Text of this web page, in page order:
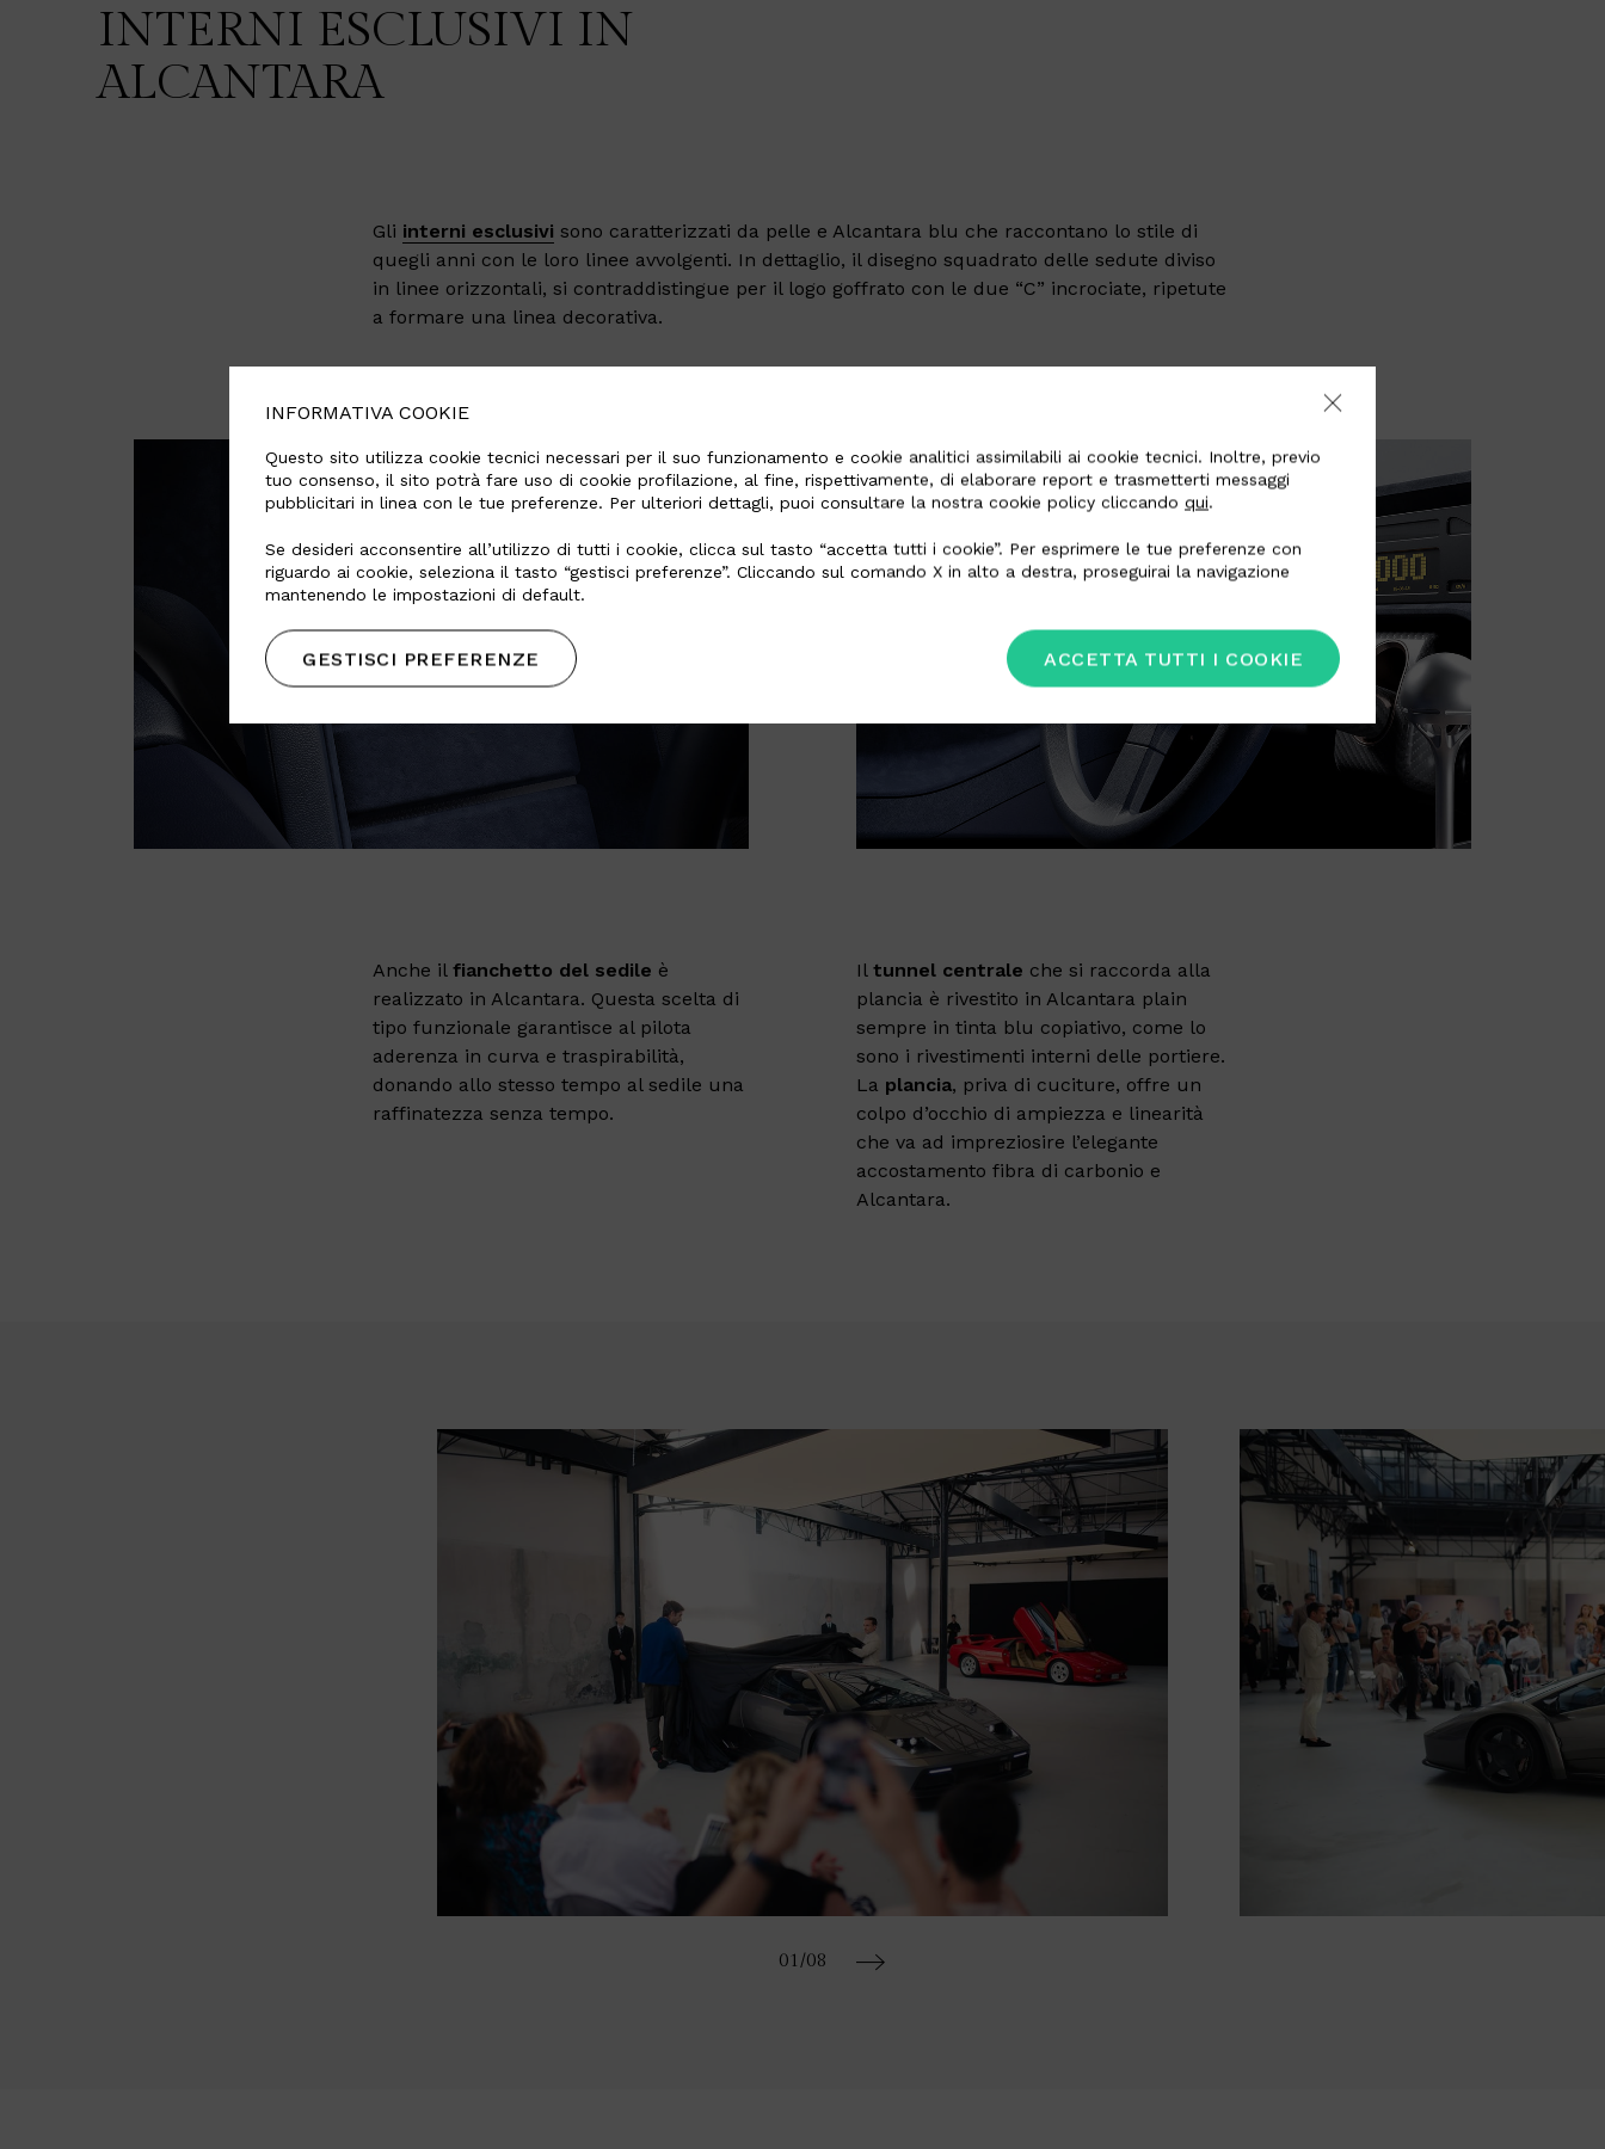
INTERNI ESCLUSIVI IN
ALCANTARA
Gli interni esclusivi sono caratterizzati da pelle e Alcantara blu che raccontano lo stile di
quegli anni con le loro linee avvolgenti. In dettaglio, il disegno squadrato delle sedute diviso
in linee orizzontali, si contraddistingue per il logo goffrato con le due “C” incrociate, ripetute
a formare una linea decorativa.
Anche il fianchetto del sedile è
realizzato in Alcantara. Questa scelta di
tipo funzionale garantisce al pilota
aderenza in curva e traspirabilità,
donando allo stesso tempo al sedile una
raffinatezza senza tempo.
Il tunnel centrale che si raccorda alla
plancia è rivestito in Alcantara plain
sempre in tinta blu copiativo, come lo
sono i rivestimenti interni delle portiere.
La plancia, priva di cuciture, offre un
colpo d’occhio di ampiezza e linearità
che va ad impreziosire l’elegante
accostamento fibra di carbonio e
Alcantara.
01/08
INFORMATIVA COOKIE
Questo sito utilizza cookie tecnici necessari per il suo funzionamento e cookie analitici assimilabili ai cookie tecnici. Inoltre, previo
tuo consenso, il sito potrà fare uso di cookie profilazione, al fine, rispettivamente, di elaborare report e trasmetterti messaggi
pubblicitari in linea con le tue preferenze. Per ulteriori dettagli, puoi consultare la nostra cookie policy cliccando qui.
Se desideri acconsentire all’utilizzo di tutti i cookie, clicca sul tasto “accetta tutti i cookie”. Per esprimere le tue preferenze con
riguardo ai cookie, seleziona il tasto “gestisci preferenze”. Cliccando sul comando X in alto a destra, proseguirai la navigazione
mantenendo le impostazioni di default.
ACCETTA TUTTI I COOKIE
GESTISCI PREFERENZE